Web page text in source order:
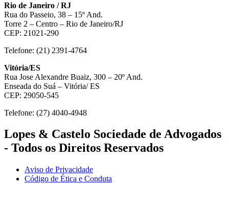
Rio de Janeiro / RJ
Rua do Passeio, 38 – 15º And.
Torre 2 – Centro – Rio de Janeiro/RJ
CEP: 21021-290
Telefone: (21) 2391-4764
Vitória/ES
Rua Jose Alexandre Buaiz, 300 – 20º And.
Enseada do Suá – Vitória/ ES
CEP: 29050-545
Telefone: (27) 4040-4948
Lopes & Castelo Sociedade de Advogados
- Todos os Direitos Reservados
Aviso de Privacidade
Código de Ética e Conduta